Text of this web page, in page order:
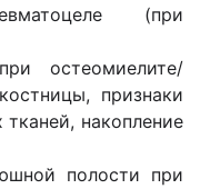
(при
остеомиелите/
признаки
накопление
полости при